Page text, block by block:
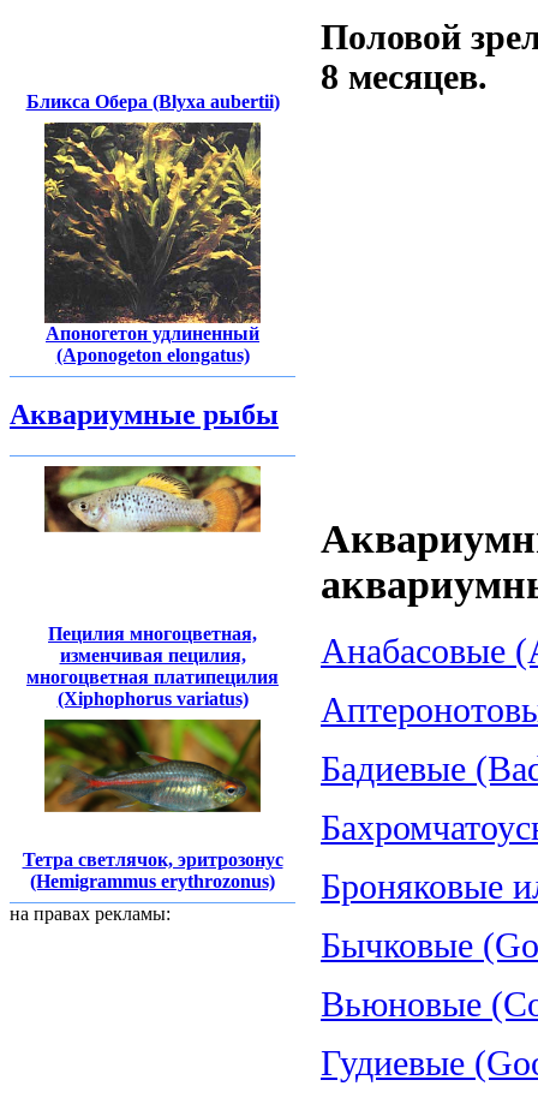
Бликса Обера (Blyxa aubertii)
Апоногетон удлиненный
(Aponogeton elongatus)
Аквариумные рыбы
Пецилия многоцветная,
изменчивая пецилия,
многоцветная платипецилия
(Xiphophorus variatus)
Тетра светлячок, эритрозонус
(Hemigrammus erythrozonus)
на правах рекламы:
Половой
8 месяцев.
Анабасовые
Бадиевые
Броняковые
Бычковые
Вьюновые
Гудиевые